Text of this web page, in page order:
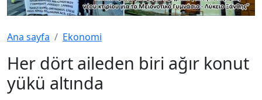
Ana sayfa Ekonomi
Her dört aileden biri ağır konut
yükü altında